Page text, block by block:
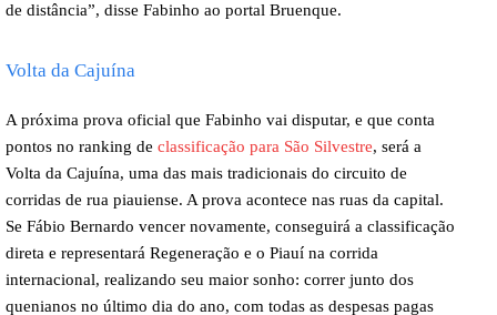
de distância”, disse Fabinho ao portal Bruenque.
Volta da Cajuína
A próxima prova oficial que Fabinho vai disputar, e que conta
pontos no ranking de classificação para São Silvestre, será a
Volta da Cajuína, uma das mais tradicionais do circuito de
corridas de rua piauiense. A prova acontece nas ruas da capital.
Se Fábio Bernardo vencer novamente, conseguirá a classificação
direta e representará Regeneração e o Piauí na corrida
internacional, realizando seu maior sonho: correr junto dos
quenianos no último dia do ano, com todas as despesas pagas